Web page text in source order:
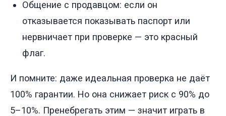
Общение с продавцом: если он
отказывается показывать паспорт или
нервничает при проверке — это красный
флаг.
И помните: даже идеальная проверка не даёт
100% гарантии. Но она снижает риск с 90% до
5–10%. Пренебрегать этим — значит играть в